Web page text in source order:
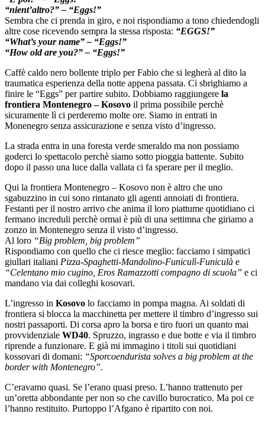
“nient’altro?” – “Eggs!”
Sembra che ci prenda in giro, e noi rispondiamo a tono chiedendogli
altre cose ricevendo sempra la stessa risposta: “EGGS!”
“What’s your name” – “Eggs!”
“How old are you?” – “Eggs!”
Caffè caldo nero bollente triplo per Fabio che si legherà al dito la
traumatica esperienza della notte appena passata. Ci sbrighiamo a
finire le “Eggs” per partire subito. Dobbiamo raggiungere la
frontiera Montenegro – Kosovo il prima possibile perchè
sicuramente lì ci perderemo molte ore. Siamo in entrati in
Monenegro senza assicurazione e senza visto d’ingresso.
La strada entra in una foresta verde smeraldo ma non possiamo
goderci lo spettacolo perchè siamo sotto pioggia battente. Subito
dopo il passo una luce dalla vallata ci fa sperare per il meglio.
Qui la frontiera Montenegro – Kosovo non è altro che uno
sgabuzzino in cui sono rintanato gli agenti annoiati di frontiera.
Festanti per il nostro arrivo che anima il loro piattume quotidiano ci
fermano increduli perchè ormai è più di una settimna che giriamo a
zonzo in Montenegro senza il visto d’ingresso.
Al loro “Big problem, big problem”
Rispondiamo con quello che ci riesce meglio: facciamo i simpatici
giullari italiani Pizza-Spaghetti-Mandolino-Funiculì-Funiculà e
“Celentano mio cugino, Eros Ramazzotti compagno di scuola” e ci
mandano via dai colleghi kosovari.
L’ingresso in Kosovo lo facciamo in pompa magna. Ai soldati di
frontiera si blocca la macchinetta per mettere il timbro d’ingresso sui
nostri passaporti. Di corsa apro la borsa e tiro fuori un quanto mai
provvidenziale WD40. Spruzzo, ingrasso e due botte e via il timbro
riprende a funzionare. E già mi immagino i titoli sui quotidiani
kossovari di domani: “Sporcoendurista solves a big problem at the
border with Montenegro”.
C’eravamo quasi. Se l’erano quasi preso. L’hanno trattenuto per
un’oretta abbondante per non so che cavillo burocratico. Ma poi ce
l’hanno restituito. Purtoppo l’Afgano è ripartito con noi.